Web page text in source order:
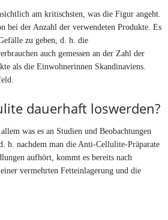
am kritischsten, was die Figur angeht.
bei der Anzahl der verwendeten Produkte. Es
zu geben, d. h. die
auch gemessen an der Zahl der
als die Einwohnerinnen Skandinaviens.
dauerhaft loswerden?
was es an Studien und Beobachtungen
h. nachdem man die Anti-Cellulite-Präparate
aufhört, kommt es bereits nach
vermehrten Fetteinlagerung und die